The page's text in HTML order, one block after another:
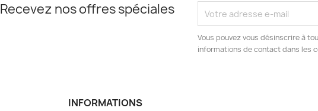
Recevez nos offres spéciales
Vous pouvez vous désinscrire à
informations de contact dans les
INFORMATIONS